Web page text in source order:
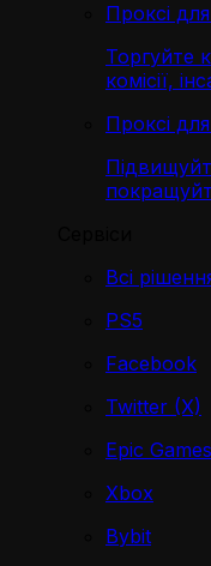
Проксі
Торгуйте
комісії,
Проксі
Всі
PS5
Facebook
Twitter (X)
Epic Games
Xbox
Bybit